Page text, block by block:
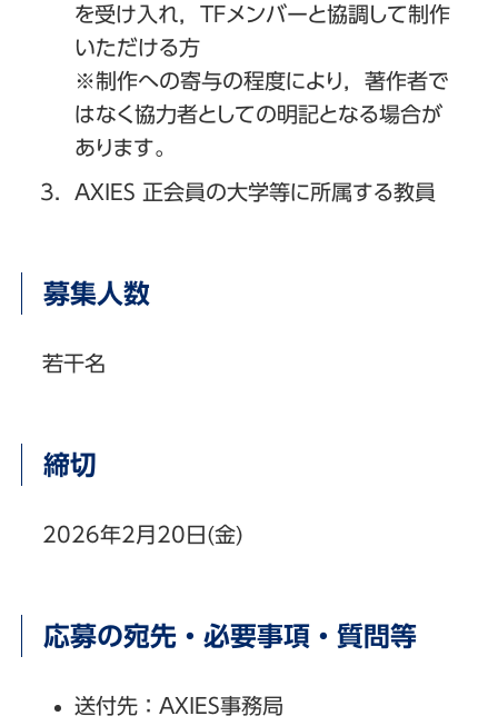
を受け入れ，TFメンバーと協調して制作
いただける方
※制作への寄与の程度により，著作者で
はなく協力者としての明記となる場合が
あります。
AXIES 正会員の大学等に所属する教員
募集人数
若干名
締切
2026年2月20日(金)
応募の宛先・必要事項・質問等
送付先：AXIES事務局